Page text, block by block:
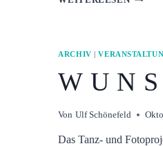
ARCHIV |
W U N
Von Ulf Schönefeld
Das Tanz- und